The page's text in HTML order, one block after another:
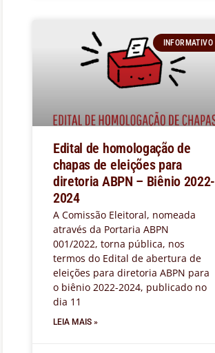
INFORMATIVO
Edital de homologação de
chapas de eleições para
diretoria ABPN – Biênio 2022-
2024
A Comissão Eleitoral, nomeada
através da Portaria ABPN
001/2022, torna pública, nos
termos do Edital de abertura de
eleições para diretoria ABPN para
o biênio 2022-2024, publicado no
dia 11
LEIA MAIS »